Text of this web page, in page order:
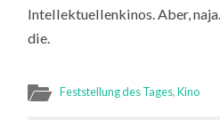
Intellektuellenkinos. Aber,
die.
Feststellung des Tages,Kino